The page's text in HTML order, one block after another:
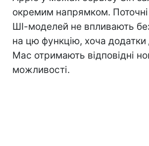
окремим напрямком.
ШІ-моделей не впливають
на цю функцію, хоча додатки
Mac отримають відповідні
можливості.